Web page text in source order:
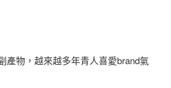
產物，越來越多年青人喜愛brand氣